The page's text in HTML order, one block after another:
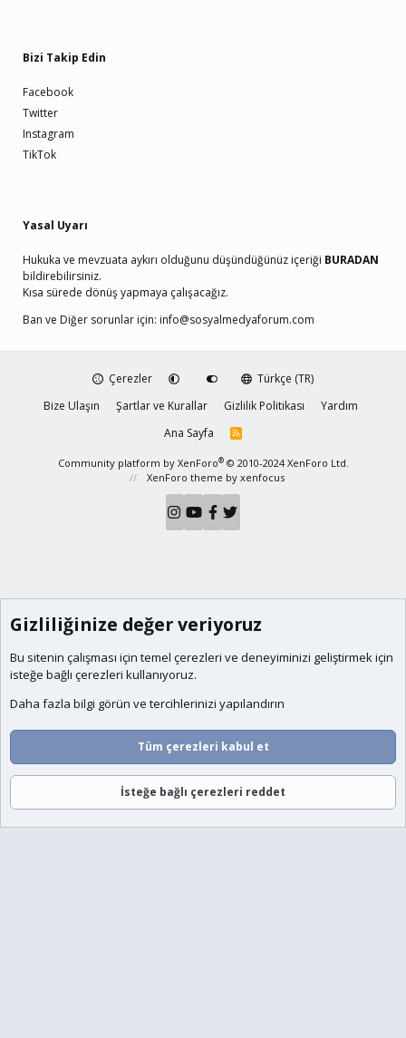
Bizi Takip Edin
Facebook
Twitter
Instagram
TikTok
Yasal Uyarı
Hukuka ve mevzuata aykırı olduğunu düşündüğünüz içeriği BURADAN
bildirebilirsiniz.
Kısa sürede dönüş yapmaya çalışacağız.
Ban ve Diğer sorunlar için: info@sosyalmedyaforum.com
Çerezler
Türkçe (TR)
Bize Ulaşın
Şartlar ve Kurallar Gizlilik Politikası
Yardım
Ana Sayfa
R
S
Community platform by XenForo® © 2010-2024 XenForo Ltd.
XenForo theme by xenfocus
Gizliliğinize değer veriyoruz
Bu sitenin çalışması için temel çerezleri ve deneyiminizi geliştirmek için
isteğe bağlı çerezleri kullanıyoruz.
Daha fazla bilgi görün ve tercihlerinizi yapılandırın
Tüm çerezleri kabul et
İsteğe bağlı çerezleri reddet